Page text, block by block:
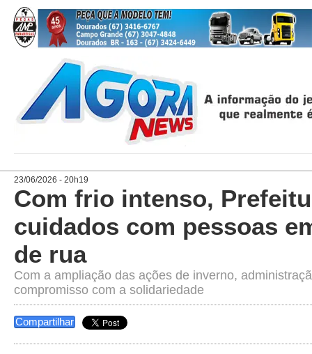
23/06/2026 - 20h19
Com frio intenso,
cuidados com pessoas
de rua
Com a ampliação das ações de inverno,
compromisso com a solidariedade
Compartilhar